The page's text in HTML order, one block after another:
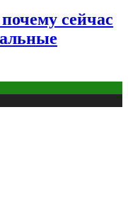
сейчас